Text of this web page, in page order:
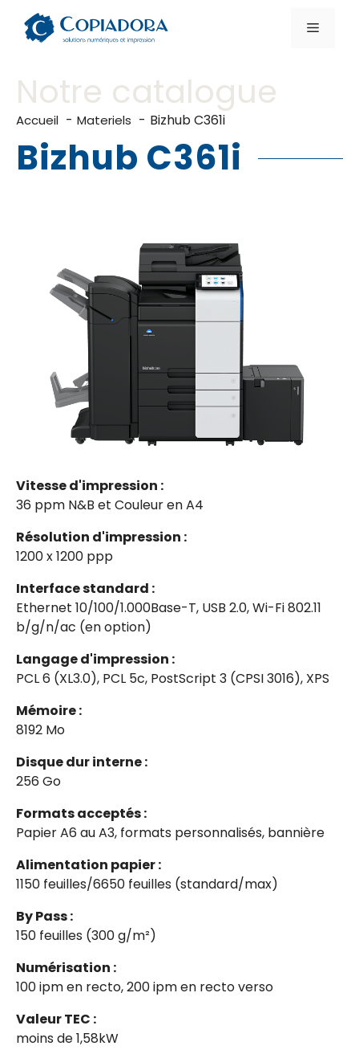
contenu
Menu
Accueil Materiels Bizhub C361i
Notre catalogue
Bizhub C361i
Vitesse d'impression :
36 ppm N&B et Couleur en A4
Résolution d'impression :
1200 x 1200 ppp
Interface standard :
Ethernet 10/100/1.000Base-T, USB 2.0, Wi-Fi 802.11
b/g/n/ac (en option)
Langage d'impression :
PCL 6 (XL3.0), PCL 5c, PostScript 3 (CPSI 3016), XPS
Mémoire :
8192 Mo
Disque dur interne :
256 Go
Formats acceptés :
Papier A6 au A3, formats personnalisés, bannière
Alimentation papier :
1150 feuilles/6650 feuilles (standard/max)
By Pass :
150 feuilles (300 g/m²)
Numérisation :
100 ipm en recto, 200 ipm en recto verso
Valeur TEC :
moins de 1,58kW